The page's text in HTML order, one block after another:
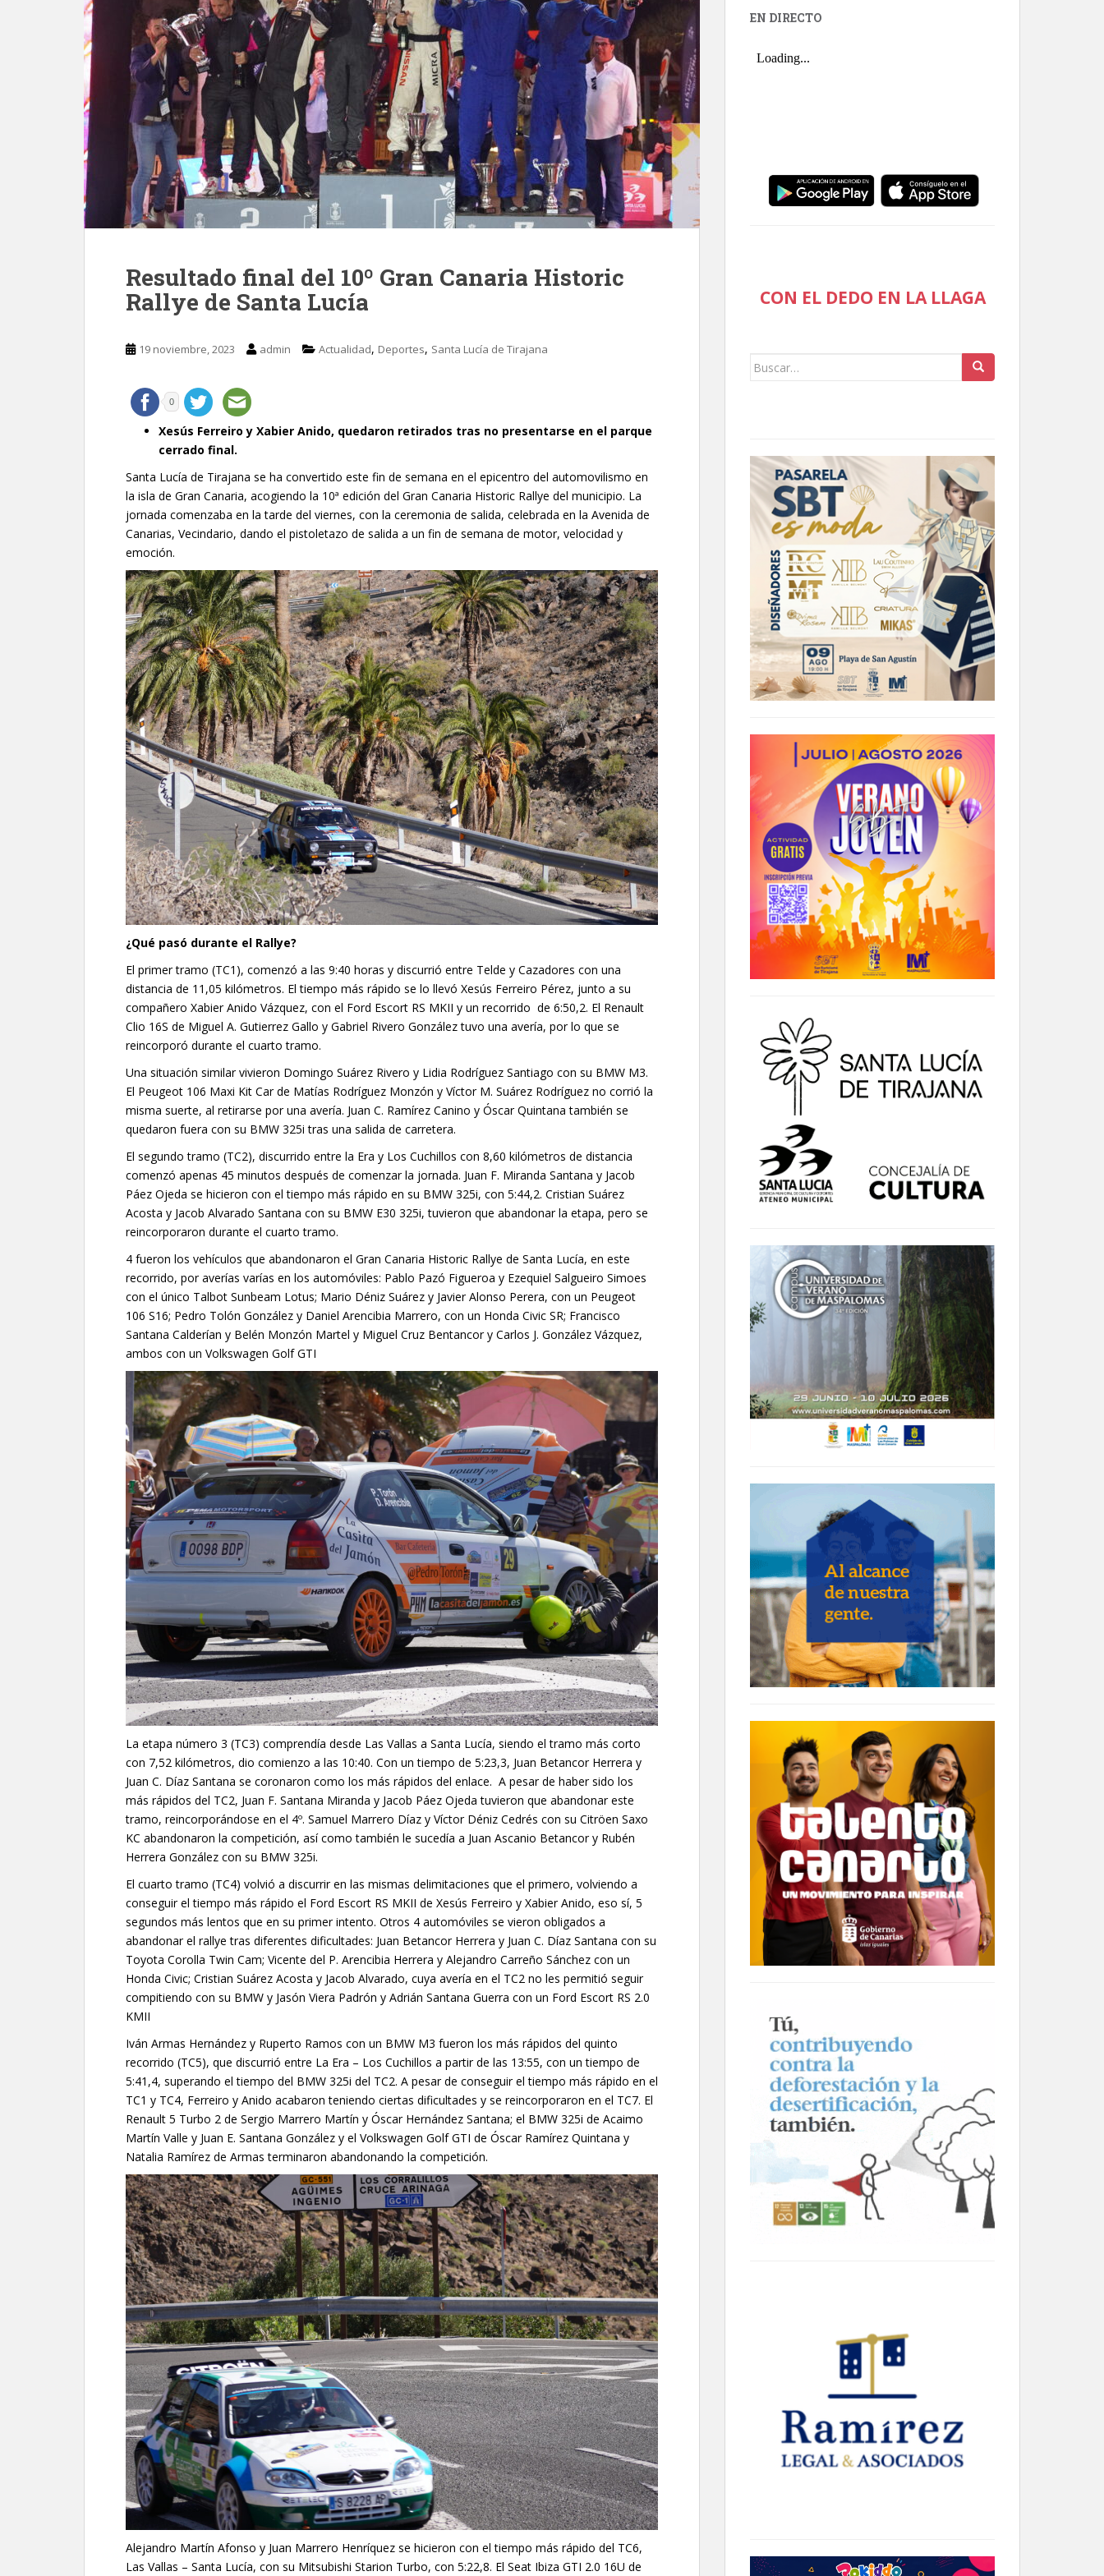
Resultado final del 10º Gran Canaria Historic
Rallye de Santa Lucía
19 noviembre, 2023 admin Actualidad, Deportes, Santa Lucía de Tirajana
0
Xesús Ferreiro y Xabier Anido, quedaron retirados tras no presentarse en el parque
cerrado final.
Santa Lucía de Tirajana se ha convertido este fin de semana en el epicentro del automovilismo en
la isla de Gran Canaria, acogiendo la 10ª edición del Gran Canaria Historic Rallye del municipio. La
jornada comenzaba en la tarde del viernes, con la ceremonia de salida, celebrada en la Avenida de
Canarias, Vecindario, dando el pistoletazo de salida a un fin de semana de motor, velocidad y
emoción.
¿Qué pasó durante el Rallye?
El primer tramo (TC1), comenzó a las 9:40 horas y discurrió entre Telde y Cazadores con una
distancia de 11,05 kilómetros. El tiempo más rápido se lo llevó Xesús Ferreiro Pérez, junto a su
compañero Xabier Anido Vázquez, con el Ford Escort RS MKII y un recorrido de 6:50,2. El Renault
Clio 16S de Miguel A. Gutierrez Gallo y Gabriel Rivero González tuvo una avería, por lo que se
reincorporó durante el cuarto tramo.
Una situación similar vivieron Domingo Suárez Rivero y Lidia Rodríguez Santiago con su BMW M3.
El Peugeot 106 Maxi Kit Car de Matías Rodríguez Monzón y Víctor M. Suárez Rodríguez no corrió la
misma suerte, al retirarse por una avería. Juan C. Ramírez Canino y Óscar Quintana también se
quedaron fuera con su BMW 325i tras una salida de carretera.
El segundo tramo (TC2), discurrido entre la Era y Los Cuchillos con 8,60 kilómetros de distancia
comenzó apenas 45 minutos después de comenzar la jornada. Juan F. Miranda Santana y Jacob
Páez Ojeda se hicieron con el tiempo más rápido en su BMW 325i, con 5:44,2. Cristian Suárez
Acosta y Jacob Alvarado Santana con su BMW E30 325i, tuvieron que abandonar la etapa, pero se
reincorporaron durante el cuarto tramo.
4 fueron los vehículos que abandonaron el Gran Canaria Historic Rallye de Santa Lucía, en este
recorrido, por averías varías en los automóviles: Pablo Pazó Figueroa y Ezequiel Salgueiro Simoes
con el único Talbot Sunbeam Lotus; Mario Déniz Suárez y Javier Alonso Perera, con un Peugeot
106 S16; Pedro Tolón González y Daniel Arencibia Marrero, con un Honda Civic SR; Francisco
Santana Calderían y Belén Monzón Martel y Miguel Cruz Bentancor y Carlos J. González Vázquez,
ambos con un Volkswagen Golf GTI
La etapa número 3 (TC3) comprendía desde Las Vallas a Santa Lucía, siendo el tramo más corto
con 7,52 kilómetros, dio comienzo a las 10:40. Con un tiempo de 5:23,3, Juan Betancor Herrera y
Juan C. Díaz Santana se coronaron como los más rápidos del enlace. A pesar de haber sido los
más rápidos del TC2, Juan F. Santana Miranda y Jacob Páez Ojeda tuvieron que abandonar este
tramo, reincorporándose en el 4º. Samuel Marrero Díaz y Víctor Déniz Cedrés con su Citröen Saxo
KC abandonaron la competición, así como también le sucedía a Juan Ascanio Betancor y Rubén
Herrera González con su BMW 325i.
El cuarto tramo (TC4) volvió a discurrir en las mismas delimitaciones que el primero, volviendo a
conseguir el tiempo más rápido el Ford Escort RS MKII de Xesús Ferreiro y Xabier Anido, eso sí, 5
segundos más lentos que en su primer intento. Otros 4 automóviles se vieron obligados a
abandonar el rallye tras diferentes dificultades: Juan Betancor Herrera y Juan C. Díaz Santana con su
Toyota Corolla Twin Cam; Vicente del P. Arencibia Herrera y Alejandro Carreño Sánchez con un
Honda Civic; Cristian Suárez Acosta y Jacob Alvarado, cuya avería en el TC2 no les permitió seguir
compitiendo con su BMW y Jasón Viera Padrón y Adrián Santana Guerra con un Ford Escort RS 2.0
KMII
Iván Armas Hernández y Ruperto Ramos con un BMW M3 fueron los más rápidos del quinto
recorrido (TC5), que discurrió entre La Era – Los Cuchillos a partir de las 13:55, con un tiempo de
5:41,4, superando el tiempo del BMW 325i del TC2. A pesar de conseguir el tiempo más rápido en el
TC1 y TC4, Ferreiro y Anido acabaron teniendo ciertas dificultades y se reincorporaron en el TC7. El
Renault 5 Turbo 2 de Sergio Marrero Martín y Óscar Hernández Santana; el BMW 325i de Acaimo
Martín Valle y Juan E. Santana González y el Volkswagen Golf GTI de Óscar Ramírez Quintana y
Natalia Ramírez de Armas terminaron abandonando la competición.
Alejandro Martín Afonso y Juan Marrero Henríquez se hicieron con el tiempo más rápido del TC6,
Las Vallas – Santa Lucía, con su Mitsubishi Starion Turbo, con 5:22,8. El Seat Ibiza GTI 2.0 16U de
EN DIRECTO
CON EL DEDO EN LA LLAGA
Buscar: